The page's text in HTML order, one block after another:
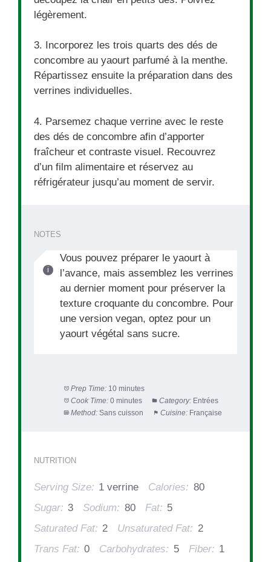
légèrement.
3. Incorporez les trois quarts des dés de
concombre au yaourt parfumé à la menthe.
Répartissez ensuite la préparation dans des
verrines individuelles.
4. Parsemez chaque verrine avec le reste
des dés de concombre afin d’apporter
fraîcheur et contraste visuel. Recouvrez
d’un film alimentaire et réservez au
réfrigérateur jusqu’au moment de servir.
NOTES
Vous pouvez préparer le yaourt à
l’avance, mais assemblez les verrines
au dernier moment pour préserver la
texture croquante du concombre. Pour
une version vegan, optez pour un
yaourt végétal sans sucre.
Prep Time: 10 minutes
Cook Time: 0 minutes Category: Entrées
Method: Sans cuisson Cuisine: Française
NUTRITION
Serving Size: 1 verrine Calories: 80
Sugar: 3 Sodium: 80 Fat: 5
Saturated Fat: 2 Unsaturated Fat: 2
Trans Fat: 0 Carbohydrates: 5 Fiber: 1